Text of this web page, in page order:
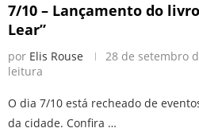
7/10 – Lançamento do
Lear”
por Elis Rouse 28 de setembro
leitura
O dia 7/10 está recheado de
da cidade. Confira …